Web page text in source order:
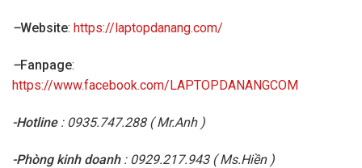
–Website: https://laptopdanang.com/
–Fanpage:
https://www.facebook.com/LAPTOPDANANGCOM
-Hotline: 0935.747.288 ( Mr.Anh )
-Phòng kinh doanh: 0929.217.943 ( Ms.Hiền )